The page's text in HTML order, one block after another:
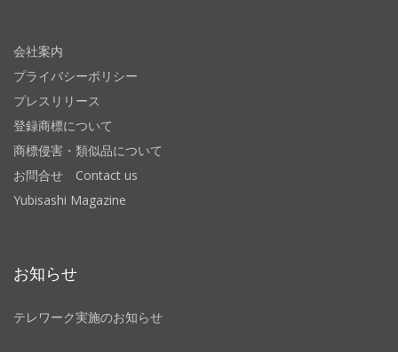
会社案内
プライバシーポリシー
プレスリリース
登録商標について
商標侵害・類似品について
お問合せ Contact us
Yubisashi Magazine
お知らせ
テレワーク実施のお知らせ